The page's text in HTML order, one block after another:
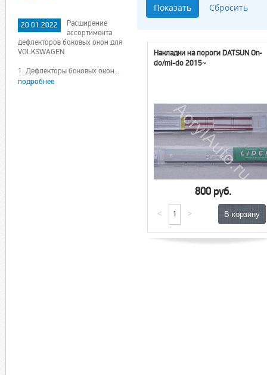
20.01.2022
Расширение
ассортимента
дефлекторов боковых окон для
VOLKSWAGEN
1. Дефлекторы боковых окон...
подробнее
Накладки на пороги DATSUN On-
do/mi-do 2015~
800 руб.
< >